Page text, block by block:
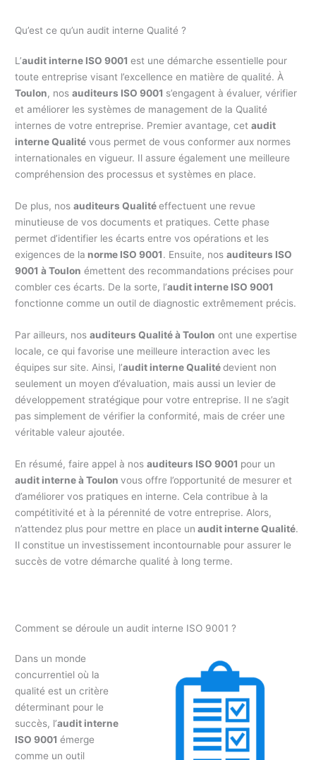
Qu’est ce qu’un audit interne Qualité ?
L’audit interne ISO 9001est une démarche essentielle pour
toute entreprise visant l’excellence en matière de qualité. À
Toulon, nosauditeurs ISO 9001 s’engagent à évaluer, vérifier
et améliorer les systèmes de management de la Qualité
internes de votre entreprise. Premier avantage, cetaudit
interne Qualité vous permet de vous conformer aux normes
internationales en vigueur. Il assure également une meilleure
compréhension des processus et systèmes en place.
De plus, nosauditeurs Qualitéeffectuent une revue
minutieuse de vos documents et pratiques. Cette phase
permet d’identifier les écarts entre vos opérations et les
exigences de la norme ISO 9001. Ensuite, nosauditeurs ISO
9001 à Toulon émettent des recommandations précises pour
combler ces écarts. De la sorte, l’audit interne ISO 9001
fonctionne comme un outil de diagnostic extrêmement précis.
Par ailleurs, nosauditeurs Qualité à Toulon ont une expertise
locale, ce qui favorise une meilleure interaction avec les
équipes sur site. Ainsi, l’audit interne Qualitédevient non
seulement un moyen d’évaluation, mais aussi un levier de
développement stratégique pour votre entreprise. Il ne s’agit
pas simplement de vérifier la conformité, mais de créer une
véritable valeur ajoutée.
En résumé, faire appel à nosauditeurs ISO 9001 pour un
audit interne à Toulonvous offre l’opportunité de mesurer et
d’améliorer vos pratiques en interne. Cela contribue à la
compétitivité et à la pérennité de votre entreprise. Alors,
n’attendez plus pour mettre en place un audit interne Qualité.
Il constitue un investissement incontournable pour assurer le
succès de votre démarche qualité à long terme.
Comment se déroule un audit interne ISO 9001 ?
Dans un monde
concurrentiel où la
qualité est un critère
déterminant pour le
succès, l’audit interne
ISO 9001émerge
comme un outil